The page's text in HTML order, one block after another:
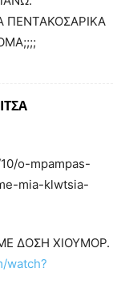
ΠΕΝΤΑΚΟΣΑΡΙΚΑ
o-mpampas-
mia-klwtsia-
ΔΟΣΗ ΧΙΟΥΜΟΡ.
watch?